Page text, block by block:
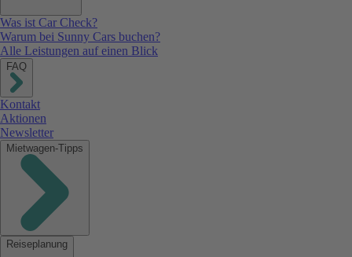
Was ist Car Check?
Warum bei Sunny Cars buchen?
Alle Leistungen auf einen Blick
FAQ
Kontakt
Aktionen
Newsletter
Mietwagen-Tipps
Reiseplanung